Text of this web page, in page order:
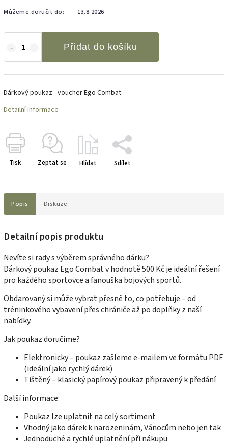
Můžeme doručit do: 13.8.2026
Přidat do košíku
Dárkový poukaz - voucher Ego Combat.
Detailní informace
Tisk Zeptat se Hlídat Sdílet
Popis Diskuze
Detailní popis produktu
Nevíte si rady s výběrem správného dárku?
Dárkový poukaz Ego Combat v hodnotě 500 Kč je ideální řešení
pro každého sportovce a fanouška bojových sportů.
Obdarovaný si může vybrat přesně to, co potřebuje – od
tréninkového vybavení přes chrániče až po doplňky z naší
nabídky.
Jak poukaz doručíme?
Elektronicky – poukaz zašleme e-mailem ve formátu PDF
(ideální jako rychlý dárek)
Tištěný – klasický papírový poukaz připravený k předání
Další informace:
Poukaz lze uplatnit na celý sortiment
Vhodný jako dárek k narozeninám, Vánocům nebo jen tak
Jednoduché a rychlé uplatnění při nákupu